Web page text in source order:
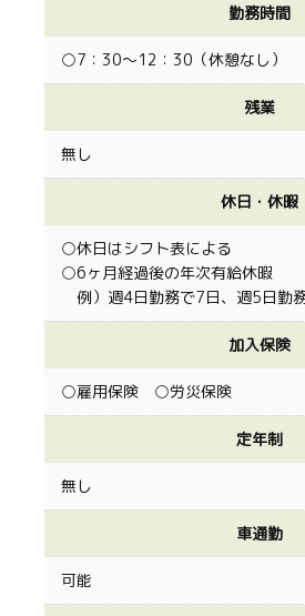
勤務時間
○7：30～12：30（休憩なし）
残業
無し
休日・休暇
○休日はシフト表による
○6ヶ月経過後の年次有給休暇
例）週4日勤務で7日、週5日勤
加入保険
○雇用保険 ○労災保険
定年制
無し
車通勤
可能